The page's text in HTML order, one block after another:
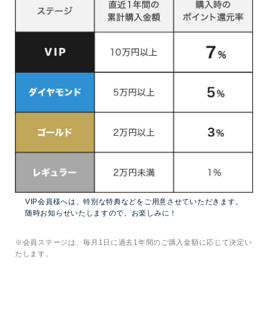
VIP会員様へは、特別な特典などをご用意させていただきます。
随時お知らせいたしますので、お楽しみに！
※会員ステージは、毎月1日に過去1年間のご購入金額に応じて決定い
たします。